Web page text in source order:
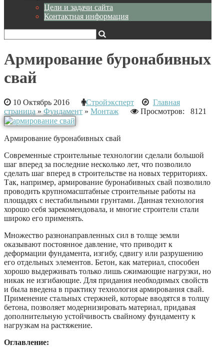
Цели и задачи сайта
Контактная информация
Армирование буронабивных
свай
10 Октябрь 2016 Стройэксперт
Главная
страница » Фундамент » Монтаж Просмотров: 8121
Армирование буронабивных свай
Современные строительные технологии сделали большой
шаг вперед за последние несколько лет, что позволило
сделать шаг вперед в строительстве на новых территориях.
Так, например, армирование буронабивных свай позволило
проводить крупномасштабные строительные работы на
площадях с нестабильными грунтами. Данная технология
хорошо себя зарекомендовала, и многие строители стали
широко его применять.
Множество разнонаправленных сил в толще земли
оказывают постоянное давление, что приводит к
деформации фундамента, изгибу, сдвигу или разрушению
его отдельных элементов. Бетон, как материал, способен
хорошо выдерживать только лишь сжимающие нагрузки, но
никак не изгибающие. Для придания необходимых свойств
и была введена в практику технология армирования свай.
Применение стальных стержней, которые вводятся в толщу
бетона, позволяет модернизировать материал, придавая
дополнительную устойчивость свайному фундаменту к
нагрузкам на растяжение.
Оглавление: